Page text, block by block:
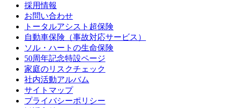
採用情報
お問い合わせ
トータルアシスト超保険
自動車保険（事故対応サービス）
ソル・ハートの生命保険
50周年記念特設ページ
家庭のリスクチェック
社内活動アルバム
サイトマップ
プライバシーポリシー